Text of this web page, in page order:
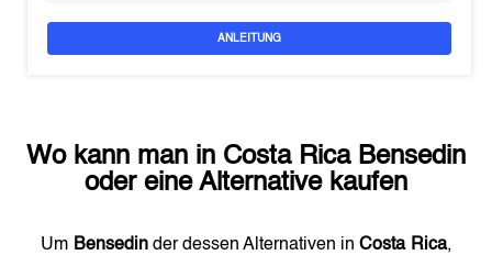
ANLEITUNG
Wo kann man in Costa Rica Bensedin
oder eine Alternative kaufen
Um Bensedinder dessen Alternativen inCosta Rica,